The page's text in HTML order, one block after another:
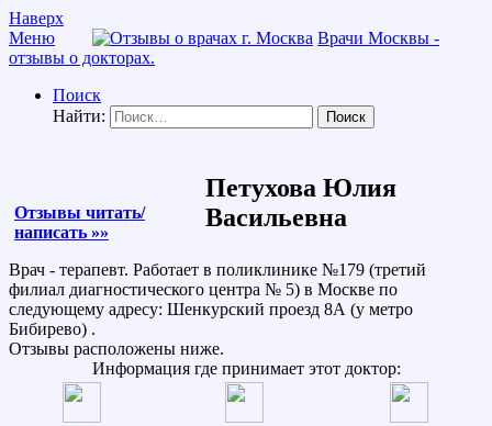
Наверх
Меню
Врачи Москвы -
отзывы о докторах.
Поиск
Найти:
Отзывы читать/
написать »»
Петухова Юлия
Васильевна
Врач - терапевт. Работает в поликлинике №179 (третий
филиал диагностического центра № 5) в Москве по
следующему адресу: Шенкурский проезд 8А (у метро
Бибирево) .
Отзывы расположены ниже.
Информация где принимает этот доктор: